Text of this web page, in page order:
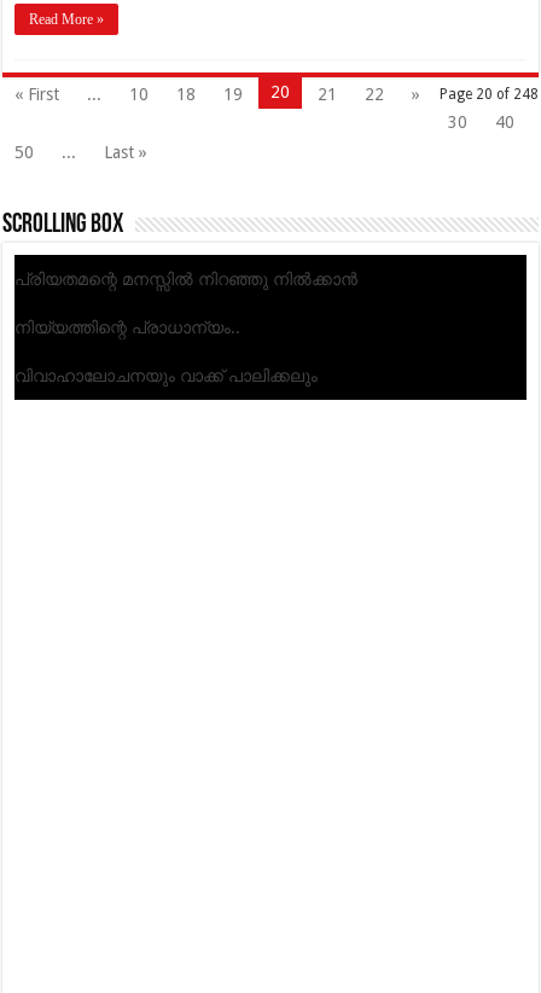
Read More »
Page 20 of 248
« First ... 10 18 19 20 21 22
»
30
40
50
... Last »
Scrolling Box
പ്രിയതമന്റെ മനസ്സില്‍ നിറഞ്ഞു നില്‍ക്കാന്‍
നിയ്യത്തിന്റെ പ്രാധാന്യം..
വിവാഹാലോചനയും വാക്ക് പാലിക്കലും